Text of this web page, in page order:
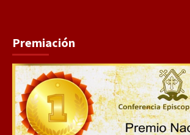
Premiación